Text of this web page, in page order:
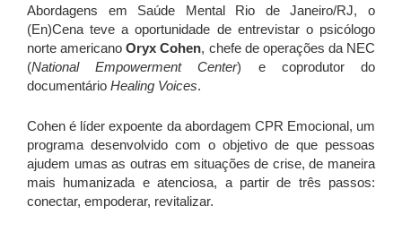
Abordagens em Saúde Mental Rio de Janeiro/RJ, o
(En)Cena teve a oportunidade de entrevistar o psicólogo
norte americanoOryx Cohen, chefe de operações da NEC
(National Empowerment Center) e coprodutor do
documentário Healing Voices.
Cohen é líder expoente da abordagem CPR Emocional, um
programa desenvolvido com o objetivo de que pessoas
ajudem umas as outras em situações de crise, de maneira
mais humanizada e atenciosa, a partir de três passos:
conectar, empoderar, revitalizar.